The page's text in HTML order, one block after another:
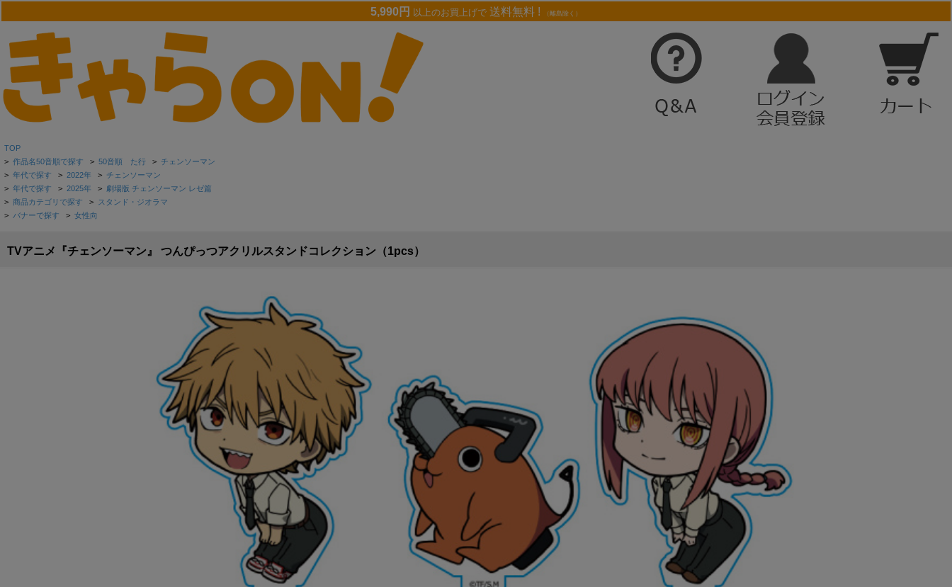
5,990円 以上のお買上げで 送料無料 ! （離島除く）
TOP
> 作品名50音順で探す > 50音順 た行 > チェンソーマン
> 年代で探す > 2022年 > チェンソーマン
> 年代で探す > 2025年 > 劇場版 チェンソーマン レゼ篇
> 商品カテゴリで探す > スタンド・ジオラマ
> バナーで探す > 女性向
TVアニメ『チェンソーマン』 つんぴっつアクリルスタンドコレクション（1pcs）